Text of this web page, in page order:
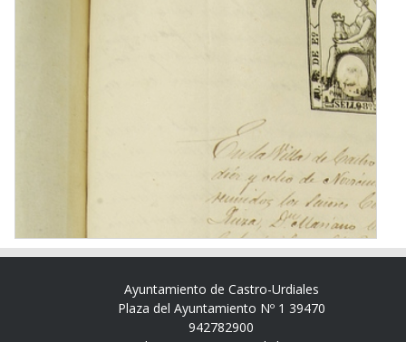
Ayuntamiento de Castro-Urdiales
Plaza del Ayuntamiento Nº 1 39470
942782900